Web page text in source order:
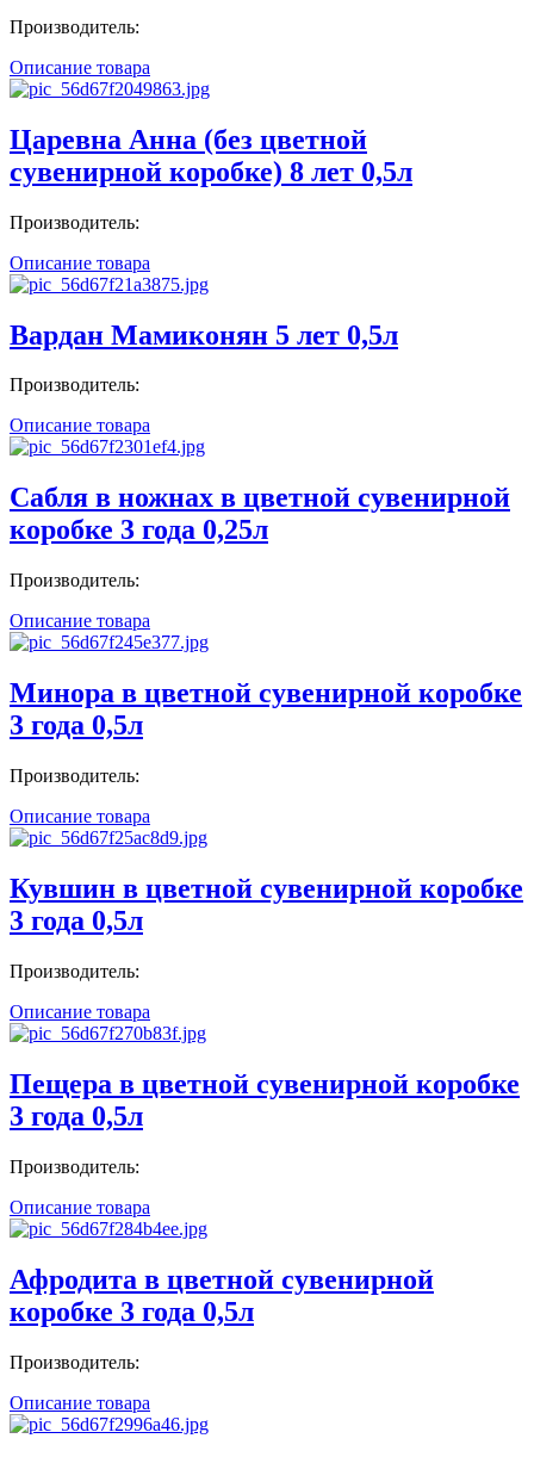
Производитель:
Описание товара
Царевна Анна (без цветной
сувенирной коробке) 8 лет 0,5л
Производитель:
Описание товара
Вардан Мамиконян 5 лет 0,5л
Производитель:
Описание товара
Сабля в ножнах в цветной сувенирной
коробке 3 года 0,25л
Производитель:
Описание товара
Минора в цветной сувенирной коробке
3 года 0,5л
Производитель:
Описание товара
Кувшин в цветной сувенирной коробке
3 года 0,5л
Производитель:
Описание товара
Пещера в цветной сувенирной коробке
3 года 0,5л
Производитель:
Описание товара
Афродита в цветной сувенирной
коробке 3 года 0,5л
Производитель:
Описание товара